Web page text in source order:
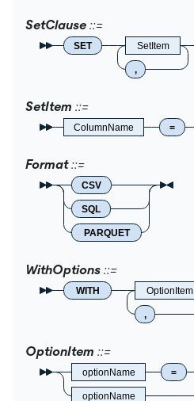
SetClause
SET SetItem
,
SetItem
ColumnName =
Format
CSV
SQL
PARQUET
WithOptions
WITH OptionItem
,
OptionItem
optionName =
optionName